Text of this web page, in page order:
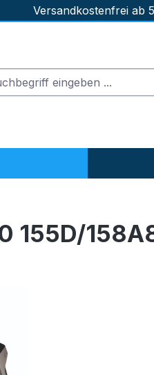
Versandkostenfrei ab
155D/